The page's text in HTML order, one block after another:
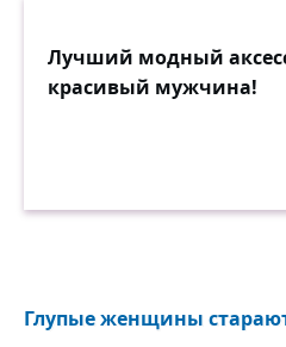
Лучший модный
красивый мужчина!
Глупые женщины